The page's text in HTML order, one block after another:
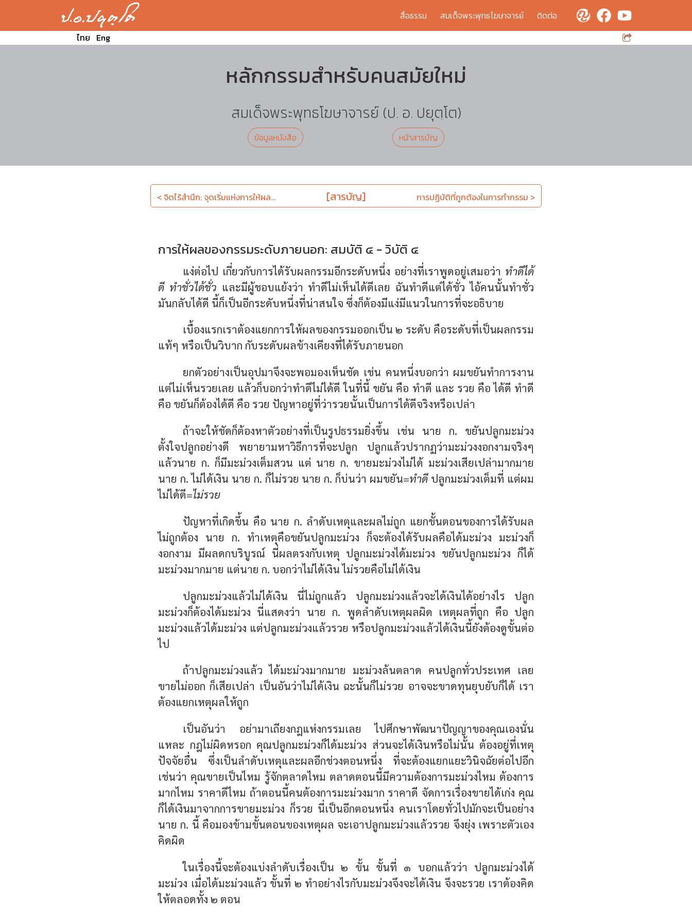
สื่อธรรม สมเด็จพระพุทธโฆษาจารย์
ติดต่อ
ไทย Eng
หลักกรรมสำหรับคนสมัยใหม่
สมเด็จพระพุทธโฆษาจารย์ (ป. อ. ปยุตฺโต)
ข้อมูลหนังสือ หน้าสารบัญ
< จิตไร้สำนึก: จุดเริ่มแห่งการให้ผล... [สารบัญ] การปฏิบัติที่ถูกต้องในการทำกรรม >
การให้ผลของกรรมระดับภายนอก: สมบัติ ๔ - วิบัติ ๔
แง่ต่อไป เกี่ยวกับการได้รับผลกรรมอีกระดับหนึ่ง อย่างที่เราพูดอยู่เสมอว่า ทำดีได้
ดี ทำชั่วได้ชั่ว และมีผู้ชอบแย้งว่า ทำดีไม่เห็นได้ดีเลย ฉันทำดีแต่ได้ชั่ว ไอ้คนนั้นทำชั่ว
มันกลับได้ดี นี้ก็เป็นอีกระดับหนึ่งที่น่าสนใจ ซึ่งก็ต้องมีแง่มีแนวในการที่จะอธิบาย
เบื้องแรกเราต้องแยกการให้ผลของกรรมออกเป็น ๒ ระดับ คือระดับที่เป็นผลกรรม
แท้ๆ หรือเป็นวิบาก กับระดับผลข้างเคียงที่ได้รับภายนอก
ยกตัวอย่างเป็นอุปมาจึงจะพอมองเห็นชัด เช่น คนหนึ่งบอกว่า ผมขยันทำการงาน
แต่ไม่เห็นรวยเลย แล้วก็บอกว่าทำดีไม่ได้ดี ในที่นี้ ขยัน คือ ทำดี และ รวย คือ ได้ดี ทำดี
คือ ขยันก็ต้องได้ดี คือ รวย ปัญหาอยู่ที่ว่ารวยนั้นเป็นการได้ดีจริงหรือเปล่า
ถ้าจะให้ชัดก็ต้องหาตัวอย่างที่เป็นรูปธรรมยิ่งขึ้น เช่น นาย ก. ขยันปลูกมะม่วง
ตั้งใจปลูกอย่างดี พยายามหาวิธีการที่จะปลูก ปลูกแล้วปรากฏว่ามะม่วงงอกงามจริงๆ
แล้วนาย ก. ก็มีมะม่วงเต็มสวน แต่ นาย ก. ขายมะม่วงไม่ได้ มะม่วงเสียเปล่ามากมาย
นาย ก. ไม่ได้เงิน นาย ก. ก็ไม่รวย นาย ก. ก็บ่นว่า ผมขยัน=ทำดีปลูกมะม่วงเต็มที่ แต่ผม
ไม่ได้ดี=ไม่รวย
ปัญหาที่เกิดขึ้น คือ นาย ก. ลำดับเหตุและผลไม่ถูก แยกขั้นตอนของการได้รับผล
ไม่ถูกต้อง นาย ก. ทำเหตุคือขยันปลูกมะม่วง ก็จะต้องได้รับผลคือได้มะม่วง มะม่วงก็
งอกงาม มีผลดกบริบูรณ์ นี่ผลตรงกับเหตุ ปลูกมะม่วงได้มะม่วง ขยันปลูกมะม่วง ก็ได้
มะม่วงมากมาย แต่นาย ก. บอกว่าไม่ได้เงิน ไม่รวยคือไม่ได้เงิน
ปลูกมะม่วงแล้วไม่ได้เงิน นี่ไม่ถูกแล้ว ปลูกมะม่วงแล้วจะได้เงินได้อย่างไร ปลูก
มะม่วงก็ต้องได้มะม่วง นี่แสดงว่า นาย ก. พูดลำดับเหตุผลผิด เหตุผลที่ถูก คือ ปลูก
มะม่วงแล้วได้มะม่วง แต่ปลูกมะม่วงแล้วรวย หรือปลูกมะม่วงแล้วได้เงินนี้ยังต้องดูขั้นต่อ
ไป
ถ้าปลูกมะม่วงแล้ว ได้มะม่วงมากมาย มะม่วงล้นตลาด คนปลูกทั่วประเทศ เลย
ขายไม่ออก ก็เสียเปล่า เป็นอันว่าไม่ได้เงิน ฉะนั้นก็ไม่รวย อาจจะขาดทุนยุบยับก็ได้ เรา
ต้องแยกเหตุผลให้ถูก
เป็นอันว่า อย่ามาเถียงกฎแห่งกรรมเลย ไปศึกษาพัฒนาปัญญาของคุณเองนั่น
แหละ กฎไม่ผิดหรอก คุณปลูกมะม่วงก็ได้มะม่วง ส่วนจะได้เงินหรือไม่นั้น ต้องอยู่ที่เหตุ
ปัจจัยอื่น ซึ่งเป็นลำดับเหตุและผลอีกช่วงตอนหนึ่ง ที่จะต้องแยกแยะวินิจฉัยต่อไปอีก
เช่นว่า คุณขายเป็นไหม รู้จักตลาดไหม ตลาดตอนนี้มีความต้องการมะม่วงไหม ต้องการ
มากไหม ราคาดีไหม ถ้าตอนนี้คนต้องการมะม่วงมาก ราคาดี จัดการเรื่องขายได้เก่ง คุณ
ก็ได้เงินมาจากการขายมะม่วง ก็รวย นี่เป็นอีกตอนหนึ่ง คนเราโดยทั่วไปมักจะเป็นอย่าง
นาย ก. นี้ คือมองข้ามขั้นตอนของเหตุผล จะเอาปลูกมะม่วงแล้วรวย จึงยุ่ง เพราะตัวเอง
คิดผิด
ในเรื่องนี้จะต้องแบ่งลำดับเรื่องเป็น ๒ ขั้น ขั้นที่ ๑ บอกแล้วว่า ปลูกมะม่วงได้
มะม่วง เมื่อได้มะม่วงแล้ว ขั้นที่ ๒ ทำอย่างไรกับมะม่วงจึงจะได้เงิน จึงจะรวย เราต้องคิด
ให้ตลอดทั้ง ๒ ตอน